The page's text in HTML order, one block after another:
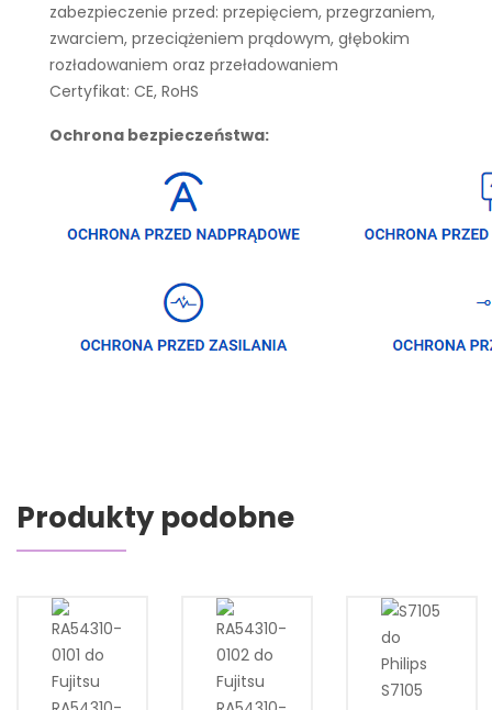
zabezpieczenie przed: przepięciem, przegrzaniem,
zwarciem, przeciążeniem prądowym, głębokim
rozładowaniem oraz przeładowaniem
Certyfikat: CE, RoHS
Ochrona bezpieczeństwa:
Produkty podobne